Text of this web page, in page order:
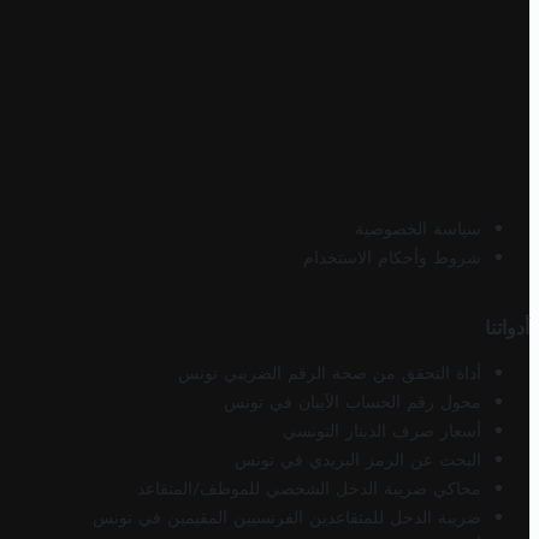
سياسة الخصوصية
شروط وأحكام الاستخدام
أدواتنا
أداة التحقق من صحة الرقم الضريبي تونس
محول رقم الحساب الآيبان في تونس
أسعار صرف الدينار التونسي
البحث عن الرمز البريدي في تونس
محاكي ضريبة الدخل الشخصي للموظف/المتقاعد
ضريبة الدخل للمتقاعدين الفرنسيين المقيمين في تونس